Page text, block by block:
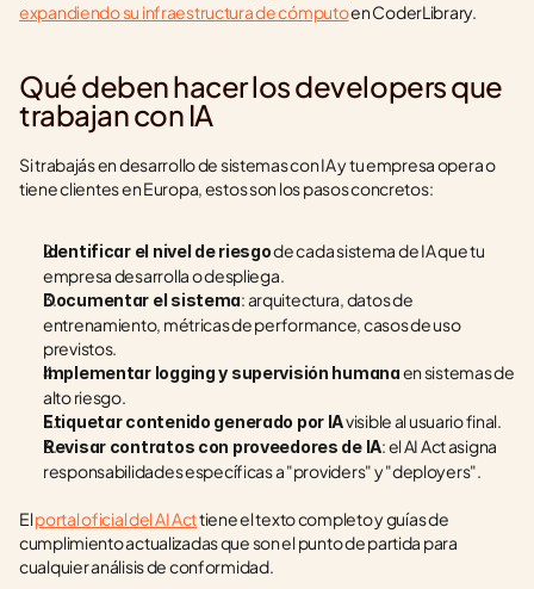
expandiendo su infraestructura de cómputo en CoderLibrary.
Qué deben hacer los developers que
trabajan con IA
Si trabajás en desarrollo de sistemas con IA y tu empresa opera o
tiene clientes en Europa, estos son los pasos concretos:
Identificar el nivel de riesgo de cada sistema de IA que tu
empresa desarrolla o despliega.
Documentar el sistema: arquitectura, datos de
entrenamiento, métricas de performance, casos de uso
previstos.
Implementar logging y supervisión humana en sistemas de
alto riesgo.
Etiquetar contenido generado por IA visible al usuario final.
Revisar contratos con proveedores de IA: el AI Act asigna
responsabilidades específicas a "providers" y "deployers".
El portal oficial del AI Act tiene el texto completo y guías de
cumplimiento actualizadas que son el punto de partida para
cualquier análisis de conformidad.